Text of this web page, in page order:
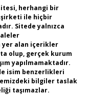
herhangi bir
şirketi ile hiçbir
Sitede yalnızca
yer alan içerikler
olup, gerçek kurum
yapılmamaktadır.
isim benzerlikleri
bilgiler taslak
taşımazlar.